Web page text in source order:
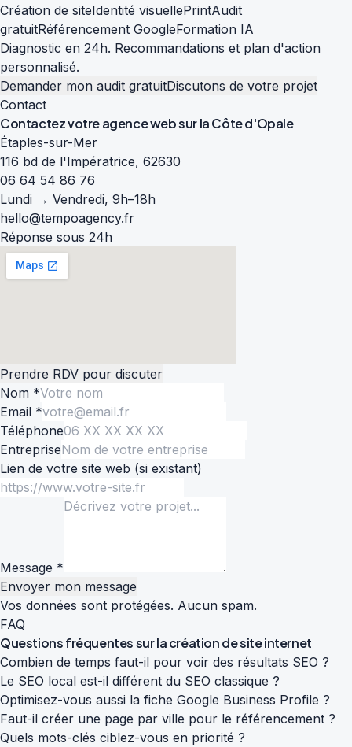
Création de siteIdentité visuellePrintAudit
gratuitRéférencement GoogleFormation IA
Diagnostic en 24h. Recommandations et plan d'action
personnalisé.
Demander mon audit gratuitDiscutons de votre projet
Contact
Contactez votre agence web sur laCôte d'Opale
Étaples-sur-Mer
116 bd de l'Impératrice, 62630
06 64 54 86 76
Lundi → Vendredi, 9h–18h
hello@tempoagency.fr
Réponse sous 24h
Prendre RDV pour discuter
Nom *
Email *
Téléphone
Entreprise
Lien de votre site web (si existant)
Message *
Envoyer mon message
Vos données sont protégées. Aucun spam.
FAQ
Questions fréquentes sur lacréation de site internet
Combien de temps faut-il pour voir des résultats SEO ?
Le SEO local est-il différent du SEO classique ?
Optimisez-vous aussi la fiche Google Business Profile ?
Faut-il créer une page par ville pour le référencement ?
Quels mots-clés ciblez-vous en priorité ?